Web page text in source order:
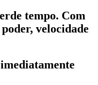
tempo. Com
velocidade